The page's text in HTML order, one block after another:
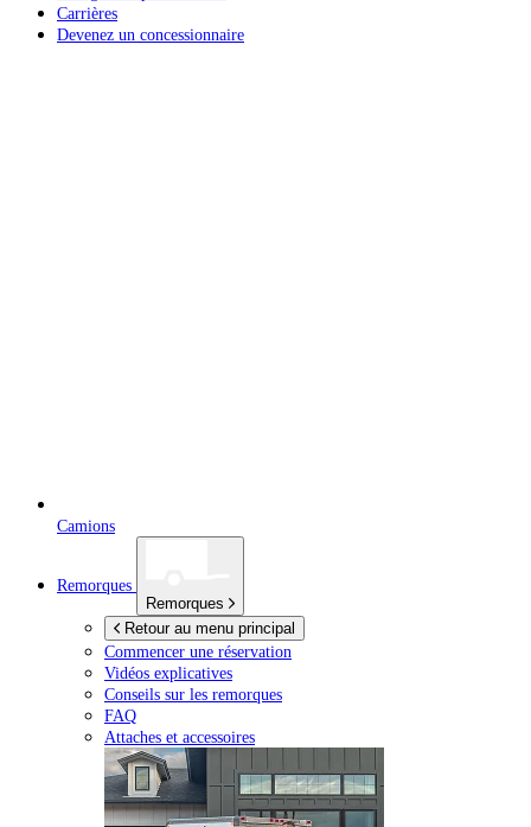
Carrières
Devenez un concessionnaire
Camions
Remorques
Remorques
Retour au menu principal
Commencer une réservation
Vidéos explicatives
Conseils sur les remorques
FAQ
Attaches et accessoires